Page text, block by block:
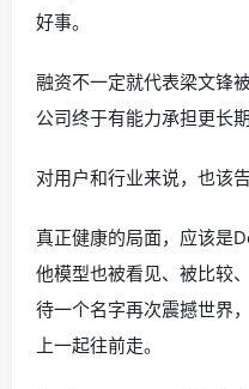
好事。
融资不一定就代表梁文锋
公司终于有能力承担更长期
对用户和行业来说，也该
真正健康的局面，应该是
他模型也被看见、被比较
待一个名字再次震撼世界
上一起往前走。